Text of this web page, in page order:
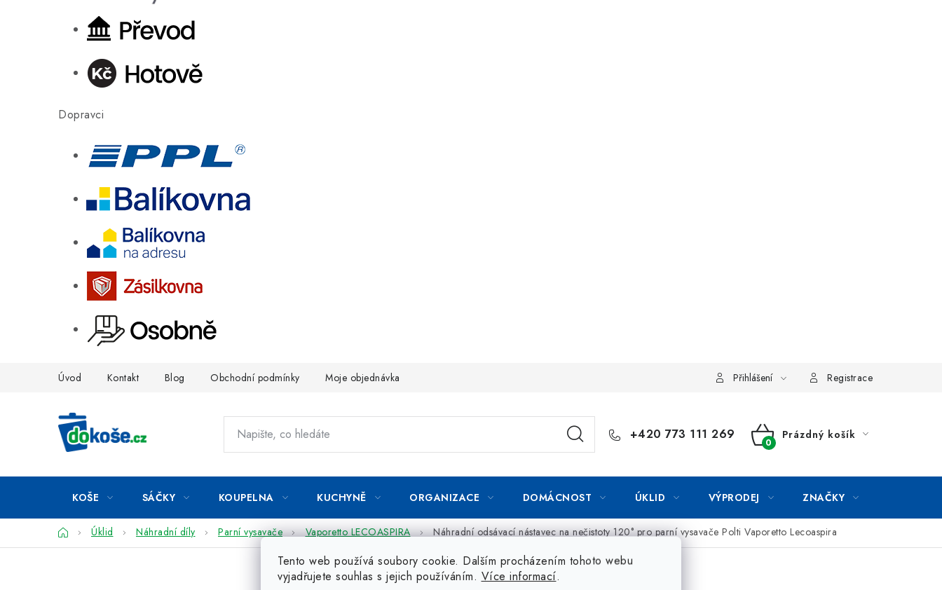
Dopravci
Tento web používá soubory cookie. Dalším procházením tohoto webu
vyjadřujete souhlas s jejich používáním. Více informací.
Úvod Kontakt Blog Obchodní podmínky Moje objednávka Přihlášení Registrace
+420 773 111 269
NÁKUPNÍ
Prázdný košík
KOŠE SÁČKY KOUPELNA KUCHYNĚ ORGANIZACE DOMÁCNOST ÚKLID VÝPRODEJ ZNAČKY
DomůÚklid Náhradní díly Parní vysavače Vaporetto LECOASPIRA Náhradní odsávací nástavec na nečistoty 120° pro parní vysavače Polti Vaporetto Lecoaspira